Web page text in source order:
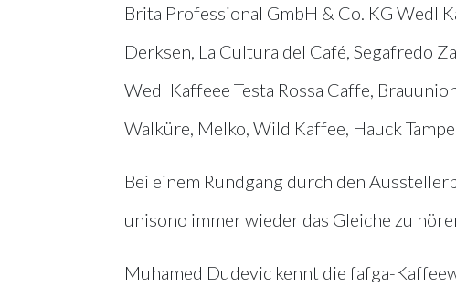
Brita Professional GmbH & Co. KG Wedl
Derksen, La Cultura del Café, Segafredo
Wedl Kaffeee Testa Rossa Caffe,
Walküre, Melko, Wild Kaffee, Hauck
Bei einem Rundgang durch den
unisono immer wieder das Gleiche zu
Muhamed Dudevic kennt die fafga-